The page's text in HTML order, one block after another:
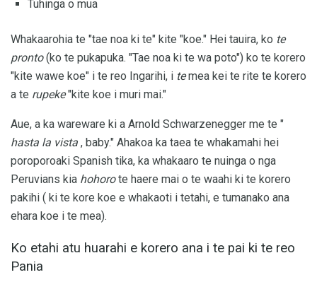
Tuhinga o mua
Whakaarohia te "tae noa ki te" kite "koe." Hei tauira, ko te
pronto(ko te pukapuka. "Tae noa ki te wa poto") ko te korero
"kite wawe koe" i te reo Ingarihi, i temea kei te rite te korero
a te rupeke"kite koe i muri mai."
Aue, a ka wareware ki a Arnold Schwarzenegger me te "
hasta la vista , baby." Ahakoa ka taea te whakamahi hei
poroporoaki Spanish tika, ka whakaaro te nuinga o nga
Peruvians kia hohorote haere mai o te waahi ki te korero
pakihi ( ki te kore koe e whakaoti i tetahi, e tumanako ana
ehara koe i te mea).
Ko etahi atu huarahi e korero ana i te pai ki te reo
Pania